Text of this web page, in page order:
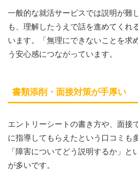
一般的な就活サービスでは説明が難
も、理解したうえで話を進めてくれ
います。「無理にできないことを求
う安心感につながっています。
書類添削・面接対策が手厚い
エントリーシートの書き方や、面接
に指導してもらえたという口コミも
「障害についてどう説明するか」と
が多いです。